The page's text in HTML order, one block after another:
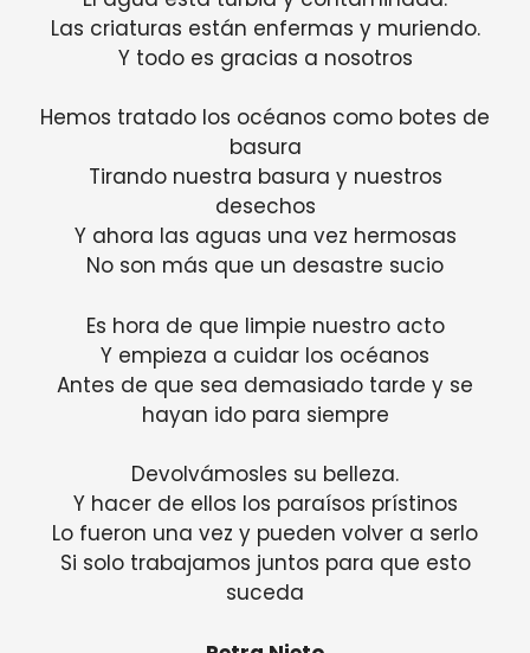
Las criaturas están enfermas y muriendo.
Y todo es gracias a nosotros
Hemos tratado los océanos como botes de
basura
Tirando nuestra basura y nuestros
desechos
Y ahora las aguas una vez hermosas
No son más que un desastre sucio
Es hora de que limpie nuestro acto
Y empieza a cuidar los océanos
Antes de que sea demasiado tarde y se
hayan ido para siempre
Devolvámosles su belleza.
Y hacer de ellos los paraísos prístinos
Lo fueron una vez y pueden volver a serlo
Si solo trabajamos juntos para que esto
suceda